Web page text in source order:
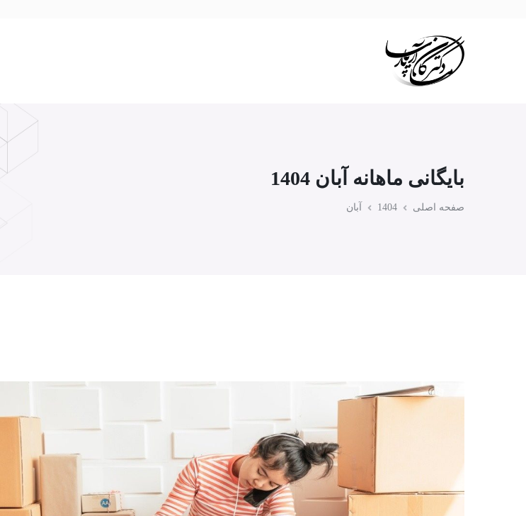
بایگانی ماهانه آبان 1404
صفحه اصلی 1404 آبان